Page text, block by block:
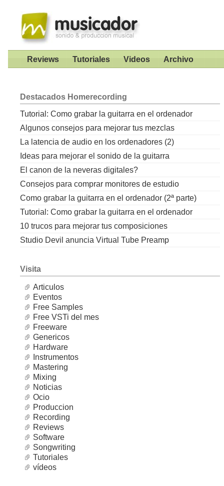
Reviews Tutoriales Videos Archivo
Destacados Homerecording
Tutorial: Como grabar la guitarra en el ordenador
Algunos consejos para mejorar tus mezclas
La latencia de audio en los ordenadores (2)
Ideas para mejorar el sonido de la guitarra
El canon de la neveras digitales?
Consejos para comprar monitores de estudio
Como grabar la guitarra en el ordenador (2ª parte)
Tutorial: Como grabar la guitarra en el ordenador
10 trucos para mejorar tus composiciones
Studio Devil anuncia Virtual Tube Preamp
Visita
Articulos
Eventos
Free Samples
Free VSTi del mes
Freeware
Genericos
Hardware
Instrumentos
Mastering
Mixing
Noticias
Ocio
Produccion
Recording
Reviews
Software
Songwriting
Tutoriales
vídeos